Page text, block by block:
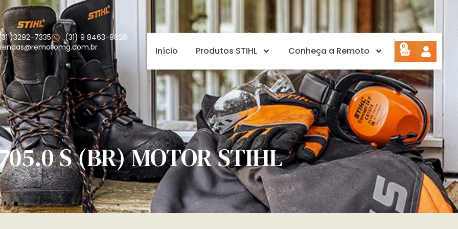
)3292-7335
(31) 9 8463-8626
Início Produtos STIHL Conheça a Remoto 0
S (BR) MOTOR STIHL